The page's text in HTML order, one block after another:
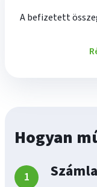
A befizetett
Hogyan